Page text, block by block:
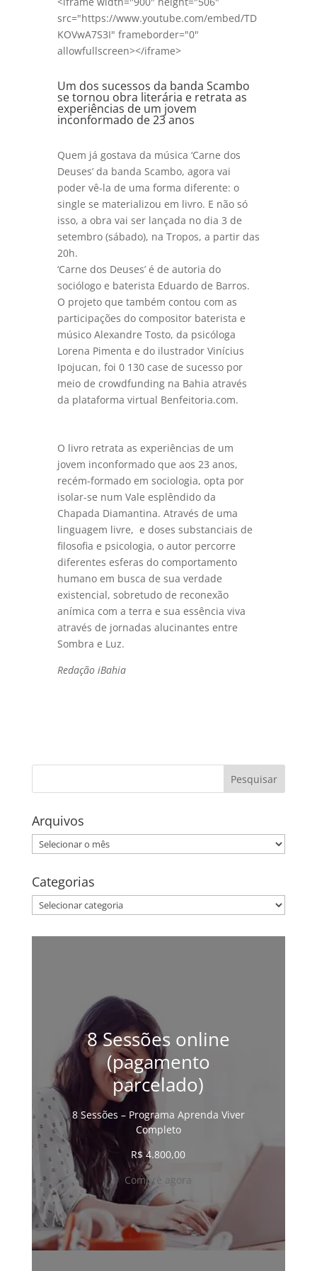
src="https://www.youtube.com/embed/TD
KOVwA7S3I" frameborder="0"
allowfullscreen></iframe>
Um dos sucessos da banda Scambo
se tornou obra literária e retrata as
experiências de um jovem
inconformado de 23 anos
Quem já gostava da música ‘Carne dos
Deuses’ da banda Scambo, agora vai
poder vê-la de uma forma diferente: o
single se materializou em livro. E não só
isso, a obra vai ser lançada no dia 3 de
setembro (sábado), na Tropos, a partir das
20h.
‘Carne dos Deuses’ é de autoria do
sociólogo e baterista Eduardo de Barros.
O projeto que também contou com as
participações do compositor baterista e
músico Alexandre Tosto, da psicóloga
Lorena Pimenta e do ilustrador Vinícius
Ipojucan, foi 0 130 case de sucesso por
meio de crowdfunding na Bahia através
da plataforma virtual Benfeitoria.com.
O livro retrata as experiências de um
jovem inconformado que aos 23 anos,
recém-formado em sociologia, opta por
isolar-se num Vale esplêndido da
Chapada Diamantina. Através de uma
linguagem livre, e doses substanciais de
filosofia e psicologia, o autor percorre
diferentes esferas do comportamento
humano em busca de sua verdade
existencial, sobretudo de reconexão
anímica com a terra e sua essência viva
através de jornadas alucinantes entre
Sombra e Luz.
Redação iBahia
Arquivos
Arquivos
Categorias
Categorias
8 Sessões online
(pagamento
parcelado)
8 Sessões – Programa Aprenda Viver
Completo
R$4.800,00
Compre agora